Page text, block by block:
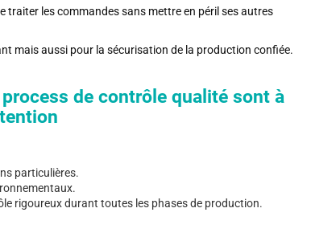
traiter les commandes sans mettre en péril ses autres
mais aussi pour la sécurisation de la production confiée.
de contrôle qualité sont à
particulières.
rigoureux durant toutes les phases de production.